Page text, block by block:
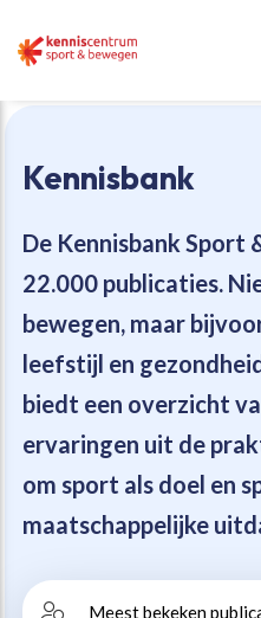
Kennisbank
De Kennisbank Sport
22.000 publicaties.
bewegen, maar
leefstijl en
biedt een overzicht
ervaringen uit de
om sport als doel en
maatschappelijke
Meest bekeken
Bewegen voor een gezonde
Jeugd in beweging
Vitaal ouder worden
Maatschappelijke waarde
Beweegvriendelijke
Ons team
Onze missie
Onze werkwijze
Organisatie
Werken bij